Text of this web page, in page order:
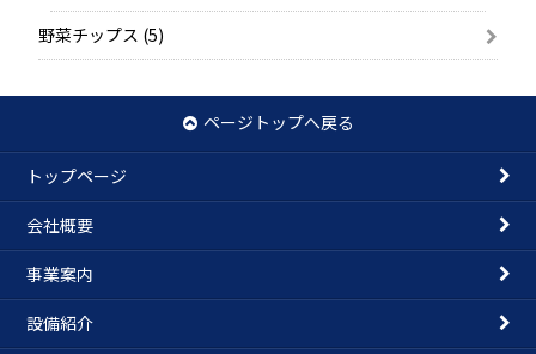
野菜チップス (5)
ページトップへ戻る
トップページ
会社概要
事業案内
設備紹介